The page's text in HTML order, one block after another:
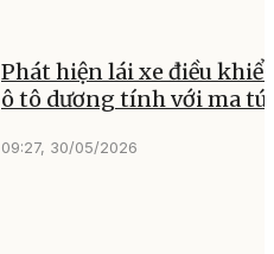
Phát hiện lái xe điều
ô tô dương tính với ma
09:27, 30/05/2026